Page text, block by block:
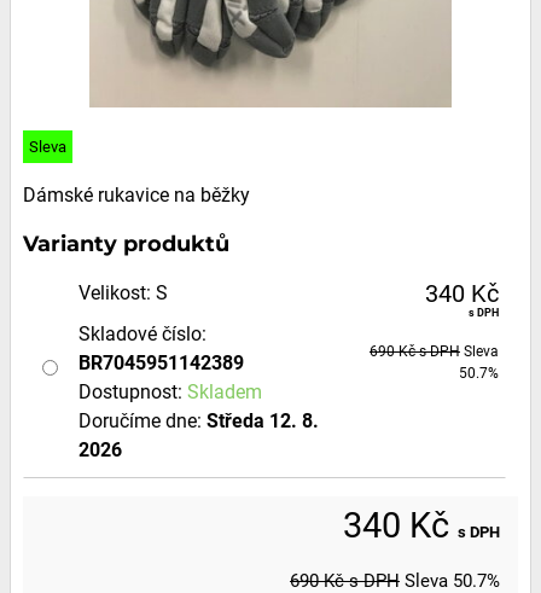
Sleva
Dámské rukavice na běžky
Varianty produktů
Velikost: S
Skladové číslo:
BR7045951142389
Dostupnost: Skladem
Doručíme dne: Středa 12. 8.
2026
340 Kč
s DPH
690 Kč s DPH Sleva
50.7%
340 Kč s DPH
690 Kč s DPH Sleva 50.7%